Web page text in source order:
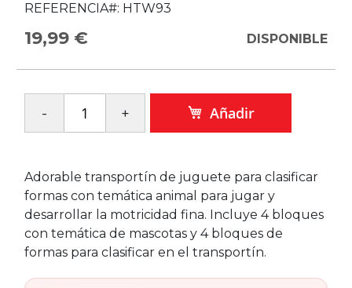
REFERENCIA#: HTW93
19,99 € DISPONIBLE
Añadir
Adorable transportín de juguete para clasificar
formas con temática animal para jugar y
desarrollar la motricidad fina. Incluye 4 bloques
con temática de mascotas y 4 bloques de
formas para clasificar en el transportín.